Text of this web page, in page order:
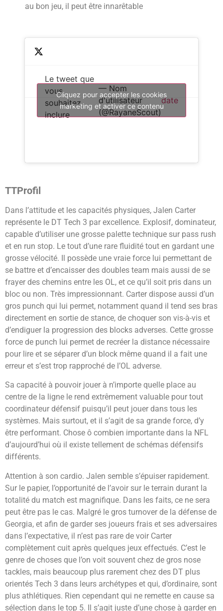
au bon jeu, il peut être innarêtable
Le tweet que
vous
souhaitez
inclure
— Nom
d'utilisateur
(@RayaneScout)
date
Cliquez pour accepter les cookies
marketing et activer ce contenu
TTProfil
Dans l’attitude et les capacités physiques, Jalen Carter
représente le DT Tech 3 par excellence. Explosif, dominateur,
capable d’utiliser une grosse palette technique sur pass rush
et en run stop. Le tout d’une rare fluidité tout en gardant une
grosse vélocité. Il possède une vraie force lui permettant de
se battre et d’encaisser des doubles team mais aussi de se
frayer des chemins entre les OL, et ce qu’il soit pris dans un
bloc ou non. Très impressionnant. Carter dispose aussi d’un
gros punch qui lui permet, notamment quand il tend ses bras
directement en sortie de stance, de choquer son vis-à-vis et
d’endiguer la progression des blocks adverses. Cette grosse
force de punch lui permet de recréer la distance nécessaire
pour lire et se séparer d’un block même quand il a fait une
erreur et s’est trop rapproché de l’OL adverse.
Sa capacité à pouvoir jouer à n’importe quelle place au
centre de la ligne le rend extrêmement valuable pour tout
coordinateur défensif puisqu’il peut jouer dans tous les
systèmes. Mais surtout, et il s’agit de sa grande force, d’y
être performant. Chose ô combien importante dans la NFL
d’aujourd’hui où il existe tellement de schémas défensifs
différents.
Attention à son cardio. Jalen semble s’épuiser rapidement.
Sur le papier, l’opportunité de l’avoir sur le terrain durant la
totalité du match est magnifique. Dans les faits, ce ne sera
peut être pas le cas. Malgré le gros turnover de la défense de
Georgia, et afin de garder ses joueurs frais et ses adversaires
dans l’expectative, il n’est pas rare de voir Carter
complètement cuit après quelques jeux effectués. C’est le
genre de choses que l’on voit souvent chez de gros nose
tackles, mais beaucoup plus rarement chez des DT plus
orientés Tech 3 dans leurs archétypes et qui, d’ordinaire, sont
plus athlétiques. Rien cependant qui ne remette en cause sa
sélection dans le top 5. Il s’agit juste d’une chose à garder en